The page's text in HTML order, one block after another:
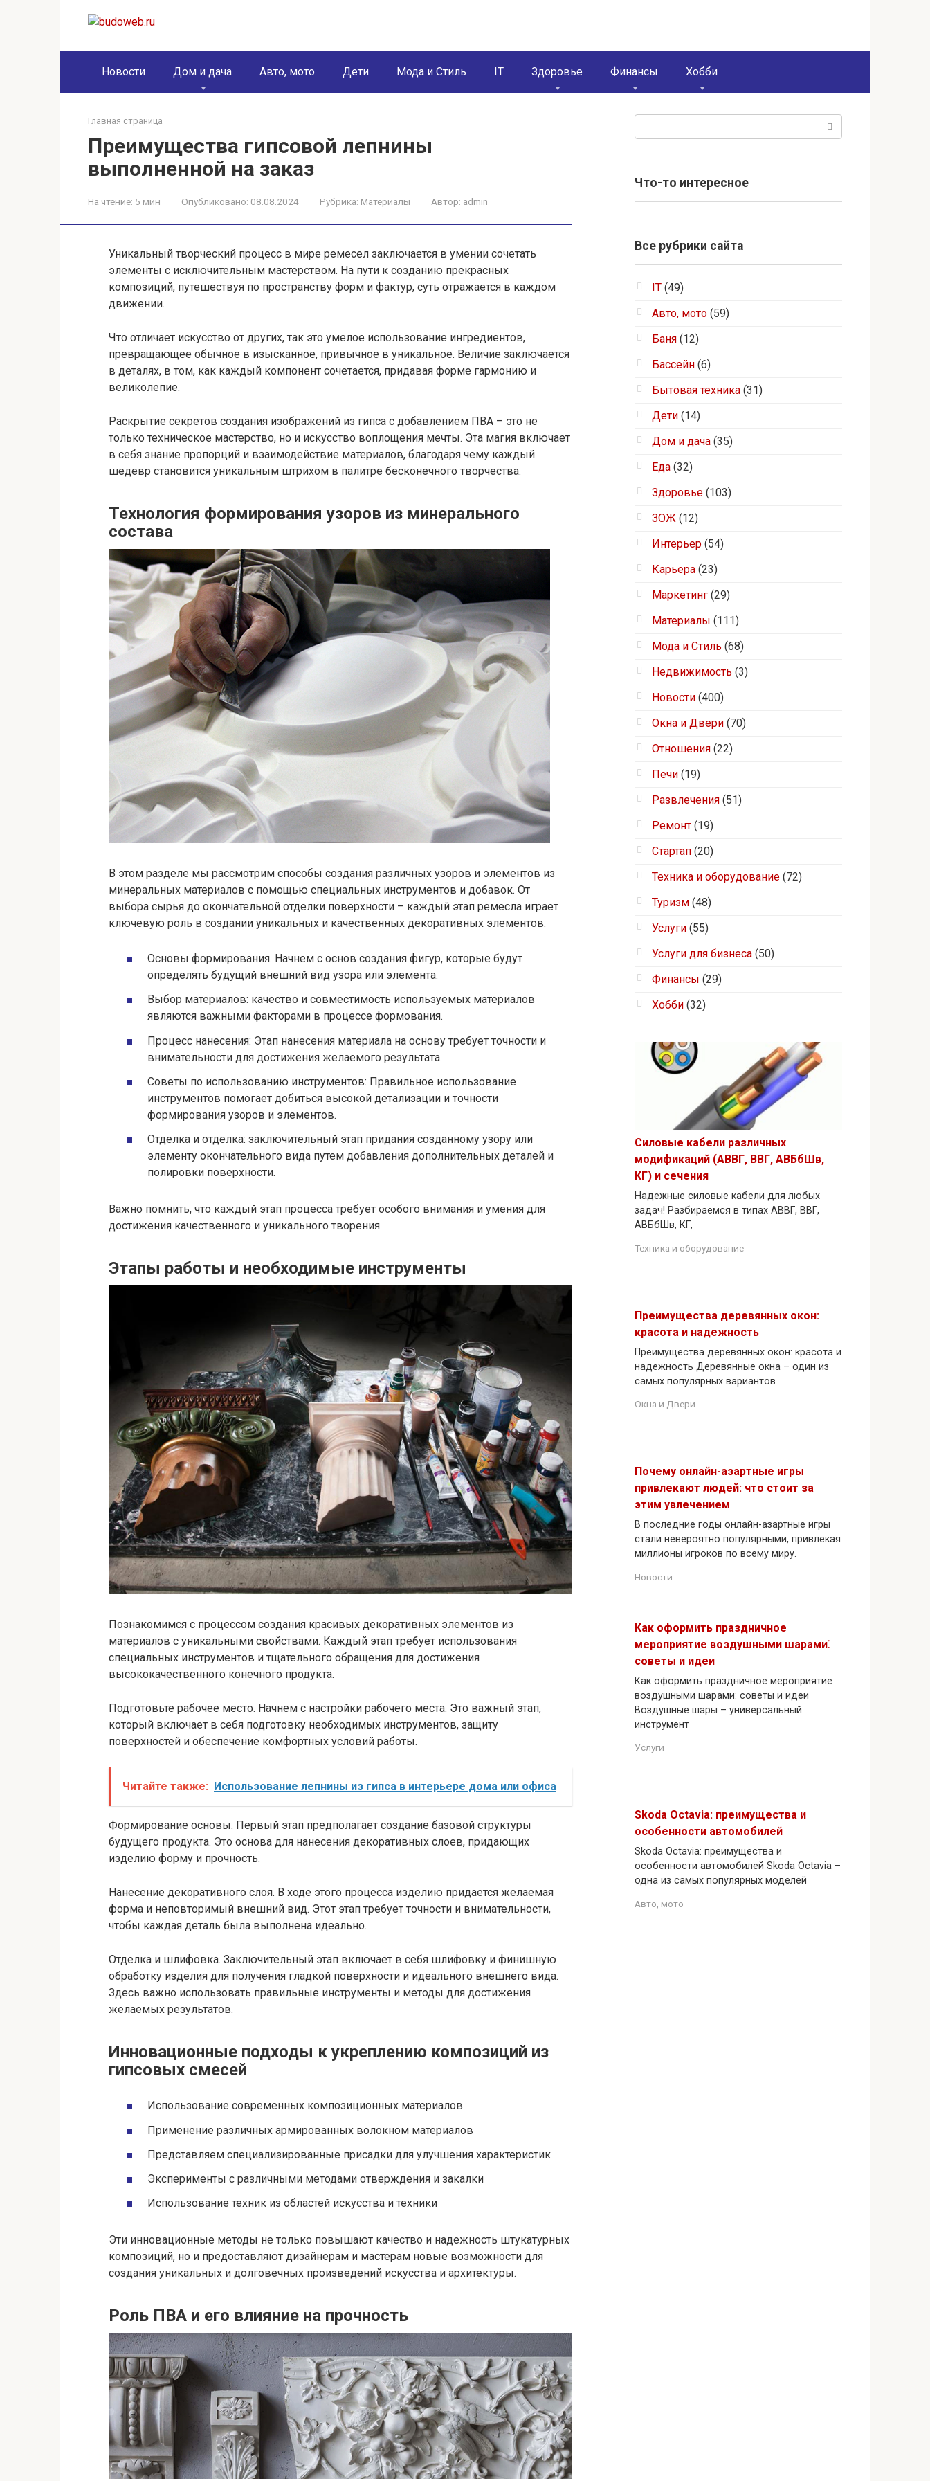
Новости Дом и дача Авто, мото Дети Мода и Стиль IT Здоровье Финансы Хобби
Главная страница
Преимущества гипсовой лепнины
выполненной на заказ
На чтение: 5 мин Опубликовано: 08.08.2024 Рубрика: Материалы Автор: admin
Уникальный творческий процесс в мире ремесел заключается в умении сочетать
элементы с исключительным мастерством. На пути к созданию прекрасных
композиций, путешествуя по пространству форм и фактур, суть отражается в каждом
движении.
Что отличает искусство от других, так это умелое использование ингредиентов,
превращающее обычное в изысканное, привычное в уникальное. Величие заключается
в деталях, в том, как каждый компонент сочетается, придавая форме гармонию и
великолепие.
Раскрытие секретов создания изображений из гипса с добавлением ПВА – это не
только техническое мастерство, но и искусство воплощения мечты. Эта магия включает
в себя знание пропорций и взаимодействие материалов, благодаря чему каждый
шедевр становится уникальным штрихом в палитре бесконечного творчества.
Технология формирования узоров из минерального
состава
В этом разделе мы рассмотрим способы создания различных узоров и элементов из
минеральных материалов с помощью специальных инструментов и добавок. От
выбора сырья до окончательной отделки поверхности – каждый этап ремесла играет
ключевую роль в создании уникальных и качественных декоративных элементов.
Основы формирования. Начнем с основ создания фигур, которые будут
определять будущий внешний вид узора или элемента.
Выбор материалов: качество и совместимость используемых материалов
являются важными факторами в процессе формования.
Процесс нанесения: Этап нанесения материала на основу требует точности и
внимательности для достижения желаемого результата.
Советы по использованию инструментов: Правильное использование
инструментов помогает добиться высокой детализации и точности
формирования узоров и элементов.
Отделка и отделка: заключительный этап придания созданному узору или
элементу окончательного вида путем добавления дополнительных деталей и
полировки поверхности.
Важно помнить, что каждый этап процесса требует особого внимания и умения для
достижения качественного и уникального творения
Этапы работы и необходимые инструменты
Познакомимся с процессом создания красивых декоративных элементов из
материалов с уникальными свойствами. Каждый этап требует использования
специальных инструментов и тщательного обращения для достижения
высококачественного конечного продукта.
Подготовьте рабочее место. Начнем с настройки рабочего места. Это важный этап,
который включает в себя подготовку необходимых инструментов, защиту
поверхностей и обеспечение комфортных условий работы.
Читайте также: Использование лепнины из гипса в интерьере дома или офиса
Формирование основы: Первый этап предполагает создание базовой структуры
будущего продукта. Это основа для нанесения декоративных слоев, придающих
изделию форму и прочность.
Нанесение декоративного слоя. В ходе этого процесса изделию придается желаемая
форма и неповторимый внешний вид. Этот этап требует точности и внимательности,
чтобы каждая деталь была выполнена идеально.
Отделка и шлифовка. Заключительный этап включает в себя шлифовку и финишную
обработку изделия для получения гладкой поверхности и идеального внешнего вида.
Здесь важно использовать правильные инструменты и методы для достижения
желаемых результатов.
Инновационные подходы к укреплению композиций из
гипсовых смесей
Использование современных композиционных материалов
Применение различных армированных волокном материалов
Представляем специализированные присадки для улучшения характеристик
Эксперименты с различными методами отверждения и закалки
Использование техник из областей искусства и техники
Эти инновационные методы не только повышают качество и надежность штукатурных
композиций, но и предоставляют дизайнерам и мастерам новые возможности для
создания уникальных и долговечных произведений искусства и архитектуры.
Роль ПВА и его влияние на прочность
Что-то интересное
Все рубрики сайта
IT (49)
Авто, мото (59)
Баня (12)
Бассейн (6)
Бытовая техника (31)
Дети (14)
Дом и дача (35)
Еда (32)
Здоровье (103)
ЗОЖ (12)
Интерьер (54)
Карьера (23)
Маркетинг (29)
Материалы (111)
Мода и Стиль (68)
Недвижимость (3)
Новости (400)
Окна и Двери (70)
Отношения (22)
Печи (19)
Развлечения (51)
Ремонт (19)
Стартап (20)
Техника и оборудование (72)
Туризм (48)
Услуги (55)
Услуги для бизнеса (50)
Финансы (29)
Хобби (32)
Силовые кабели различных
модификаций (АВВГ, ВВГ, АВБбШв,
КГ) и сечения
Надежные силовые кабели для любых
задач! Разбираемся в типах АВВГ, ВВГ,
АВБбШв, КГ,
Техника и оборудование
Преимущества деревянных окон:
красота и надежность
Преимущества деревянных окон: красота и
надежность Деревянные окна – один из
самых популярных вариантов
Окна и Двери
Почему онлайн-азартные игры
привлекают людей: что стоит за
этим увлечением
В последние годы онлайн-азартные игры
стали невероятно популярными, привлекая
миллионы игроков по всему миру.
Новости
Как оформить праздничное
мероприятие воздушными шарами⁚
советы и идеи
Как оформить праздничное мероприятие
воздушными шарами: советы и идеи
Воздушные шары – универсальный
инструмент
Услуги
Skoda Octavia: преимущества и
особенности автомобилей
Skoda Octavia: преимущества и
особенности автомобилей Skoda Octavia –
одна из самых популярных моделей
Авто, мото